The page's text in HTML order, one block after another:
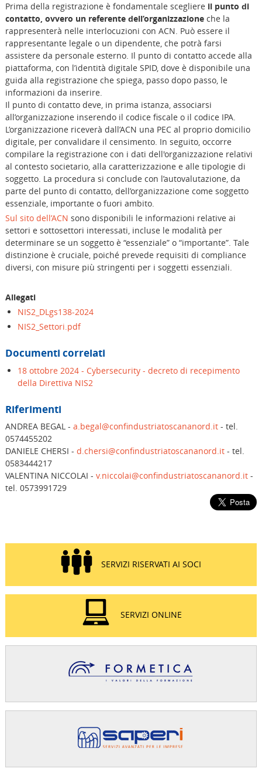
Prima della registrazione è fondamentale scegliere il punto di
contatto, ovvero un referente dell’organizzazioneche la
rappresenterà nelle interlocuzioni con ACN. Può essere il
rappresentante legale o un dipendente, che potrà farsi
assistere da personale esterno. Il punto di contatto accede alla
piattaforma, con l’identità digitale SPID, dove è disponibile una
guida alla registrazione che spiega, passo dopo passo, le
informazioni da inserire.
Il punto di contatto deve, in prima istanza, associarsi
all’organizzazione inserendo il codice fiscale o il codice IPA.
L’organizzazione riceverà dall’ACN una PEC al proprio domicilio
digitale, per convalidare il censimento. In seguito, occorre
compilare la registrazione con i dati dell'organizzazione relativi
al contesto societario, alla caratterizzazione e alle tipologie di
soggetto. La procedura si conclude con l’autovalutazione, da
parte del punto di contatto, dell’organizzazione come soggetto
essenziale, importante o fuori ambito.
Sul sito dell’ACN sono disponibili le informazioni relative ai
settori e sottosettori interessati, incluse le modalità per
determinare se un soggetto è “essenziale” o “importante”. Tale
distinzione è cruciale, poiché prevede requisiti di compliance
diversi, con misure più stringenti per i soggetti essenziali.
Allegati
NIS2_DLgs138-2024
NIS2_Settori.pdf
Documenti correlati
18 ottobre 2024 - Cybersecurity - decreto di recepimento
della Direttiva NIS2
Riferimenti
ANDREA BEGAL - a.begal@confindustriatoscananord.it- tel.
0574455202
DANIELE CHERSI - d.chersi@confindustriatoscananord.it- tel.
0583444217
VALENTINA NICCOLAI - v.niccolai@confindustriatoscananord.it-
tel. 0573991729
SERVIZI RISERVATI AI SOCI
SERVIZI ONLINE